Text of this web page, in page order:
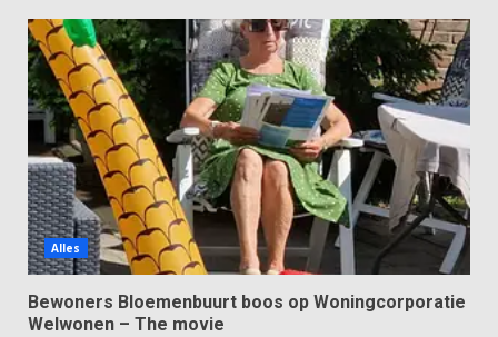
Alles
Bewoners Bloemenbuurt boos op Woningcorporatie
Welwonen – The movie